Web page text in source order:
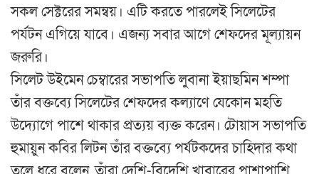
সকল সেক্টরের সমন্বয়। এটি করতে পারলেই সিলেটের
পর্যটন এগিয়ে যাবে। এজন্য সবার আগে শেফদের মূল্যায়ন
জরুরি।
সিলেট উইমেন চেম্বারের সভাপতি লুবানা ইয়াছমিন শম্পা
তাঁর বক্তব্যে সিলেটের শেফদের কল্যাণে যেকোন মহতি
উদ্যোগে পাশে থাকার প্রত্যয় ব্যক্ত করেন। টোয়াস সভাপতি
হুমায়ুন কবির লিটন তাঁর বক্তব্যে পর্যটকদের চাহিদার কথা